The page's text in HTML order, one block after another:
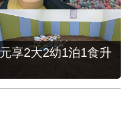
享2大2幼1泊1食升